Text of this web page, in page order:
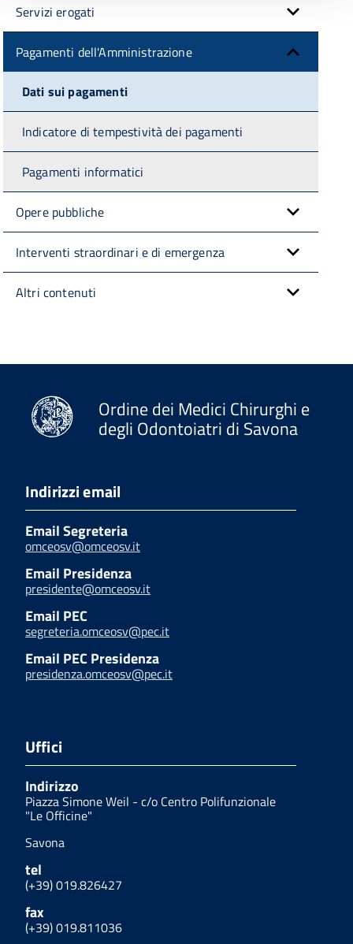
Servizi erogati
Pagamenti dell'Amministrazione
Dati sui pagamenti
Indicatore di tempestività dei pagamenti
Pagamenti informatici
Opere pubbliche
Interventi straordinari e di emergenza
Altri contenuti
Ordine dei Medici Chirurghi e
degli Odontoiatri di Savona
Indirizzi email
Email Segreteria
omceosv@omceosv.it
Email Presidenza
presidente@omceosv.it
Email PEC
segreteria.omceosv@pec.it
Email PEC Presidenza
presidenza.omceosv@pec.it
Uffici
Indirizzo
Piazza Simone Weil - c/o Centro Polifunzionale
"Le Officine"
Savona
tel
(+39) 019.826427
fax
(+39) 019.811036